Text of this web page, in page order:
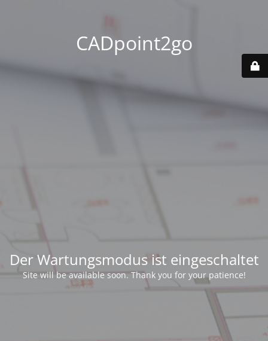
CADpoint2go
Der Wartungsmodus ist eingeschaltet
Site will be available soon. Thank you for your patience!